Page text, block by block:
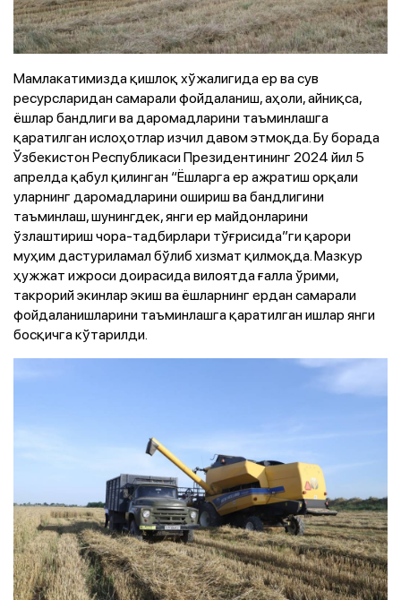
Мамлакатимизда қишлоқ хўжалигида ер ва сув
ресурсларидан самарали фойдаланиш, аҳоли, айниқса,
ёшлар бандлиги ва даромадларини таъминлашга
қаратилган ислоҳотлар изчил давом этмоқда. Бу борада
Ўзбекистон Республикаси Президентининг 2024 йил 5
апрелда қабул қилинган “Ёшларга ер ажратиш орқали
уларнинг даромадларини ошириш ва бандлигини
таъминлаш, шунингдек, янги ер майдонларини
ўзлаштириш чора-тадбирлари тўғрисида”ги қарори
муҳим дастуриламал бўлиб хизмат қилмоқда. Мазкур
ҳужжат ижроси доирасида вилоятда ғалла ўрими,
такрорий экинлар экиш ва ёшларнинг ердан самарали
фойдаланишларини таъминлашга қаратилган ишлар янги
босқичга кўтарилди.